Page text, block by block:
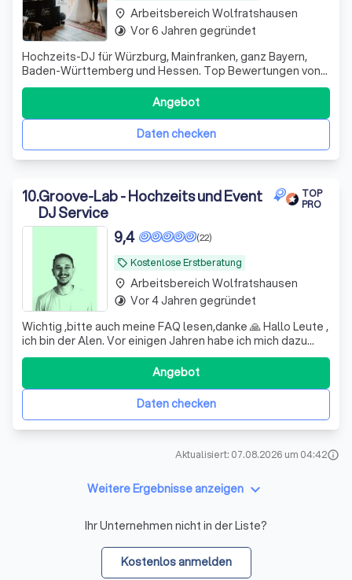
Hochzeits-DJ für Würzburg, Mainfranken, ganz Bayern,
Baden-Württemberg und Hessen. Top Bewertungen von
zufriedenen Kunden. Internationale Expertise (Engl.,
Portug.). Jetzt Wunschtermin anfragen!
Daten checken
Angebot
place Arbeitsbereich Wolfratshausen
timelapse Vor 6 Jahren gegründet
10.Groove-Lab - Hochzeits und Event
DJ Service
TOP
PRO
local_offer Kostenlose Erstberatung
(22)
9,4
Wichtig ,bitte auch meine FAQ lesen,danke 🙏 Hallo Leute ,
ich bin der Alen. Vor einigen Jahren habe ich mich dazu
entschlossen, meine Arbeit als DJ auch offiziell
seit meiner Kindheit. In schönen aber auch schwierigen
Zeiten war sie ein t
Daten checken
Angebot
place Arbeitsbereich Wolfratshausen
timelapse Vor 4 Jahren gegründet
Aktualisiert: 07.08.2026 um 04:42info
Weitere Ergebnisse anzeigen keyboard_arrow_down
Ihr Unternehmen nicht in der Liste?
Kostenlos anmelden